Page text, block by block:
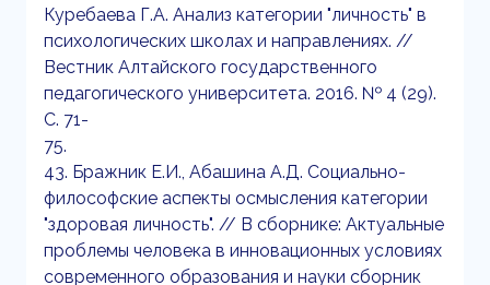
Куребаева Г.А. Анализ категории "личность" в
психологических школах и направлениях. //
Вестник Алтайского государственного
педагогического университета. 2016. № 4 (29).
С. 71-
75.
43. Бражник Е.И., Абашина А.Д. Социально-
философские аспекты осмысления категории
"здоровая личность". // В сборнике: Актуальные
проблемы человека в инновационных условиях
современного образования и науки сборник